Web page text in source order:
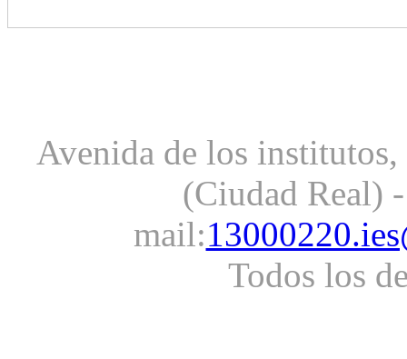
Avenida de los
(Ciudad Real)
mail:
Todos los